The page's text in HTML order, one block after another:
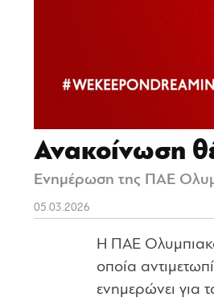
Ανακοίνωση
Ενημέρωση της ΠΑΕ
05.03.2026
Η ΠΑΕ
οποία
ενημερώνει για